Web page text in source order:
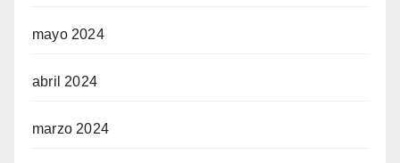
mayo 2024
abril 2024
marzo 2024